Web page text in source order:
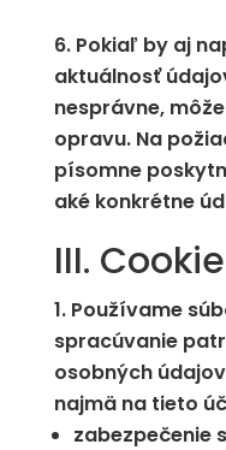
Pokiaľ by aj
aktuálnosť
nesprávne,
opravu. Na
písomne
aké konkrétne
III.
Používame
spracúvanie
osobných
najmä na tieto
zabezpečenie